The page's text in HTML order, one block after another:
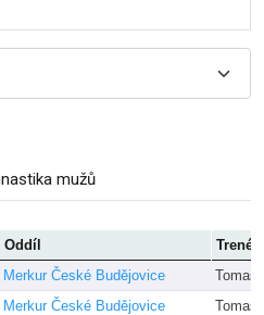
mužů
Oddíl
Trenér
Merkur České Budějovice
Merkur České Budějovice